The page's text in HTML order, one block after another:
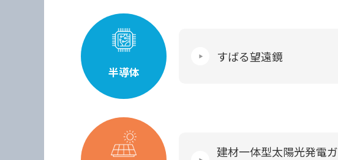
半導体
すばる望遠鏡
建材一体型太陽光発電ガ